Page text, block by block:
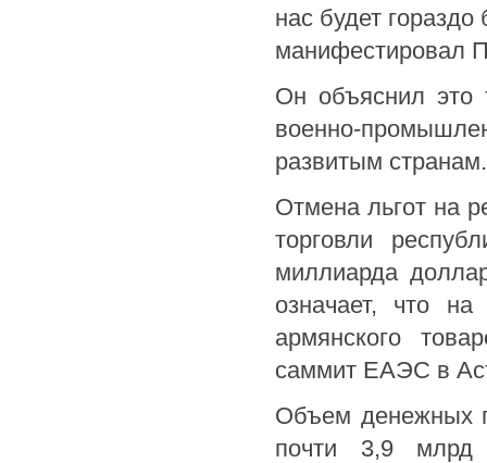
нас будет
манифестировал
Он объяснил это
военно-
развитым странам.
Отмена льгот на
торговли
миллиарда
означает, что
армянского
саммит ЕАЭС в
Объем денежных
почти 3,9 млрд